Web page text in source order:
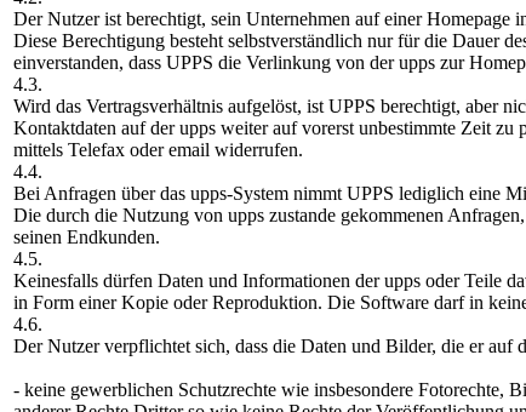
Der Nutzer ist berechtigt, sein Unternehmen auf einer Homepage
Diese Berechtigung besteht selbstverständlich nur für die Dauer
einverstanden, dass UPPS die Verlinkung von der upps zur
4.3.
Wird das Vertragsverhältnis aufgelöst, ist UPPS berechtigt, aber
Kontaktdaten auf der upps weiter auf vorerst unbestimmte Zeit
mittels Telefax oder email widerrufen.
4.4.
Bei Anfragen über das upps-System nimmt UPPS lediglich eine
Die durch die Nutzung von upps zustande gekommenen
seinen Endkunden.
4.5.
Keinesfalls dürfen Daten und Informationen der upps oder Teile
in Form einer Kopie oder Reproduktion. Die Software darf in
4.6.
Der Nutzer verpflichtet sich, dass die Daten und Bilder, die er auf
- keine gewerblichen Schutzrechte wie insbesondere Fotorechte,